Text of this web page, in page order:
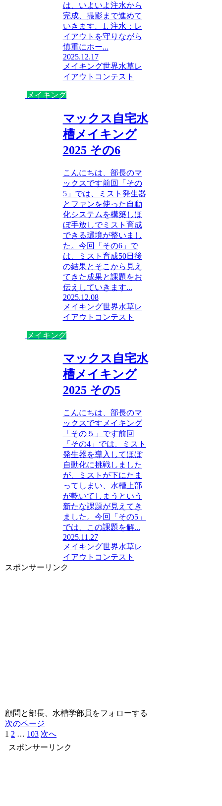
は、いよいよ注水から
完成、撮影まで進めて
いきます。1. 注水：レ
イアウトを守りながら
慎重にホー...
2025.12.17
メイキング世界水草レ
イアウトコンテスト
メイキング
マックス自宅水
槽メイキング
2025 その6
こんにちは、部長のマ
ックスです前回「その
5」では、ミスト発生器
とファンを使った自動
化システムを構築しほ
ぼ手放しでミスト育成
できる環境が整いまし
た。今回「その6」で
は、ミスト育成50日後
の結果とそこから見え
てきた成果と課題をお
伝えしていきます...
2025.12.08
メイキング世界水草レ
イアウトコンテスト
メイキング
マックス自宅水
槽メイキング
2025 その5
こんにちは、部長のマ
ックスですメイキング
「その５」です前回
「その4」では、ミスト
発生器を導入してほぼ
自動化に挑戦しました
が、ミストが下にたま
ってしまい、水槽上部
が乾いてしまうという
新たな課題が見えてき
ました。今回「その5」
では、この課題を解...
2025.11.27
メイキング世界水草レ
イアウトコンテスト
スポンサーリンク
顧問と部長、水槽学部員をフォローする
次のページ
1 2 … 103 次へ
スポンサーリンク